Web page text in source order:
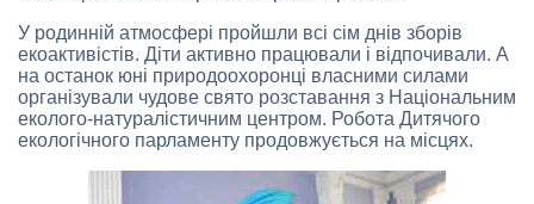
У родинній атмосфері пройшли всі сім днів зборів
екоактивістів. Діти активно працювали і відпочивали. А
на останок юні природоохоронці власними силами
організували чудове свято розставання з Національним
еколого-натуралістичним центром. Робота Дитячого
екологічного парламенту продовжується на місцях.